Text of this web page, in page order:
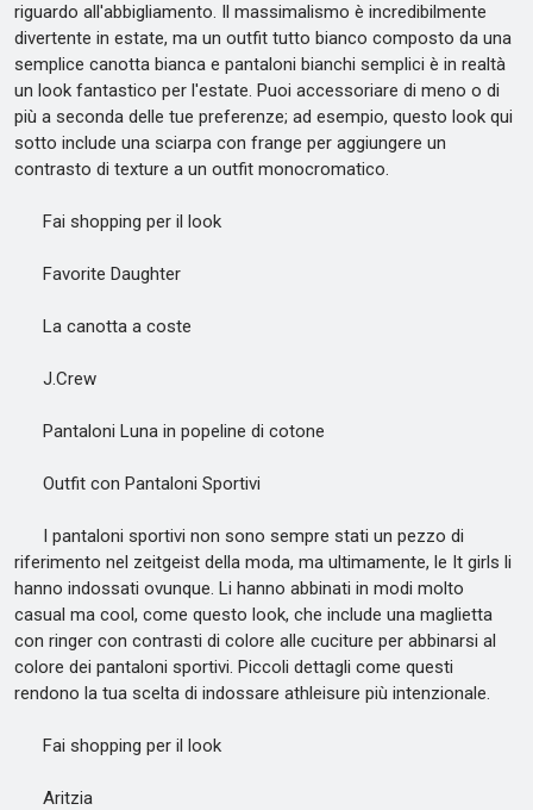
riguardo all'abbigliamento. Il massimalismo è incredibilmente
divertente in estate, ma un outfit tutto bianco composto da una
semplice canotta bianca e pantaloni bianchi semplici è in realtà
un look fantastico per l'estate. Puoi accessoriare di meno o di
più a seconda delle tue preferenze; ad esempio, questo look qui
sotto include una sciarpa con frange per aggiungere un
contrasto di texture a un outfit monocromatico.
Fai shopping per il look
Favorite Daughter
La canotta a coste
J.Crew
Pantaloni Luna in popeline di cotone
Outfit con Pantaloni Sportivi
I pantaloni sportivi non sono sempre stati un pezzo di
riferimento nel zeitgeist della moda, ma ultimamente, le It girls li
hanno indossati ovunque. Li hanno abbinati in modi molto
casual ma cool, come questo look, che include una maglietta
con ringer con contrasti di colore alle cuciture per abbinarsi al
colore dei pantaloni sportivi. Piccoli dettagli come questi
rendono la tua scelta di indossare athleisure più intenzionale.
Fai shopping per il look
Aritzia